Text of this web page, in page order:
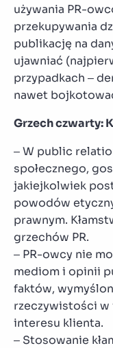
używania PR-
przekupywania
publikację na
ujawniać
przypadkach –
nawet
Grzech czwarty:
– W public
społecznego,
jakiejkolwiek
powodów
prawnym.
grzechów PR.
– PR-owcy nie
mediom i opinii
faktów,
rzeczywistości
interesu klienta.
– Stosowanie